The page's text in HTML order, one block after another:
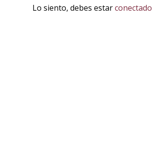
Lo siento, debes estarconectado